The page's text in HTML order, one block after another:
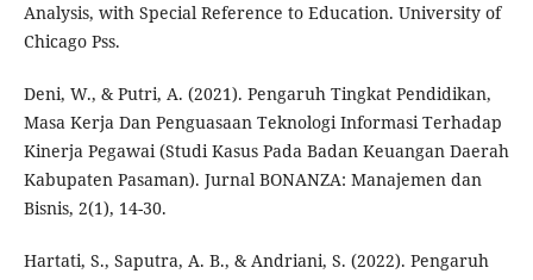
Analysis, with Special Reference to Education. University of
Chicago Pss.
Deni, W., & Putri, A. (2021). Pengaruh Tingkat Pendidikan,
Masa Kerja Dan Penguasaan Teknologi Informasi Terhadap
Kinerja Pegawai (Studi Kasus Pada Badan Keuangan Daerah
Kabupaten Pasaman). Jurnal BONANZA: Manajemen dan
Bisnis, 2(1), 14-30.
Hartati, S., Saputra, A. B., & Andriani, S. (2022). Pengaruh